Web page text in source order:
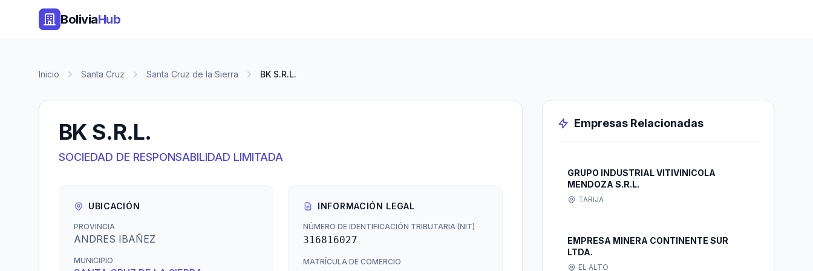
BoliviaHub
Inicio Santa Cruz Santa Cruz de la Sierra BK S.R.L.
BK S.R.L.
SOCIEDAD DE RESPONSABILIDAD LIMITADA
UBICACIÓN
PROVINCIA
ANDRES IBAÑEZ
MUNICIPIO
INFORMACIÓN LEGAL
NÚMERO DE IDENTIFICACIÓN TRIBUTARIA (NIT)
316816027
MATRÍCULA DE COMERCIO
Empresas Relacionadas
GRUPO INDUSTRIAL VITIVINICOLA
MENDOZA S.R.L.
TARIJA
EMPRESA MINERA CONTINENTE SUR
LTDA.
EL ALTO